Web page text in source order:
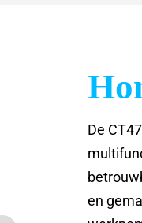
De
en